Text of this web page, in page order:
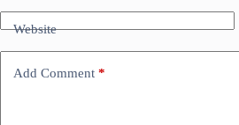
Website
Add Comment *